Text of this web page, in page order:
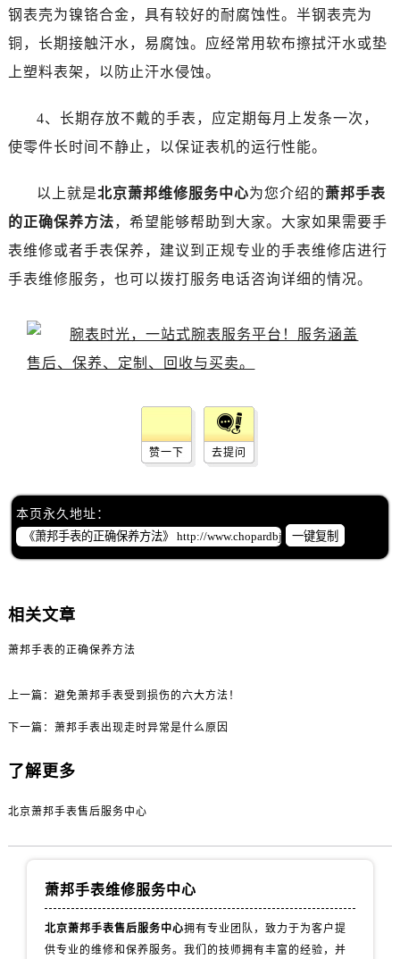
钢表壳为镍铬合金，具有较好的耐腐蚀性。半钢表壳为
铜，长期接触汗水，易腐蚀。应经常用软布擦拭汗水或垫
上塑料表架，以防止汗水侵蚀。
4、长期存放不戴的手表，应定期每月上发条一次，
使零件长时间不静止，以保证表机的运行性能。
以上就是北京萧邦维修服务中心为您介绍的萧邦手表
的正确保养方法，希望能够帮助到大家。大家如果需要手
表维修或者手表保养，建议到正规专业的手表维修店进行
手表维修服务，也可以拨打服务电话咨询详细的情况。
赞一下 去提问
本页永久地址：
一键复制
相关文章
萧邦手表的正确保养方法
上一篇： 避免萧邦手表受到损伤的六大方法！
下一篇： 萧邦手表出现走时异常是什么原因
了解更多
北京萧邦手表售后服务中心
萧邦手表维修服务中心
北京萧邦手表售后服务中心拥有专业团队，致力于为客户提
供专业的维修和保养服务。我们的技师拥有丰富的经验，并